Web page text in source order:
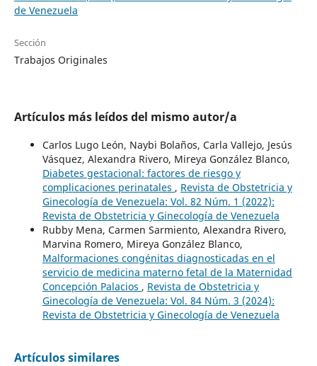
de Venezuela
Sección
Trabajos Originales
Artículos más leídos del mismo autor/a
Carlos Lugo León, Naybi Bolaños, Carla Vallejo, Jesús
Vásquez, Alexandra Rivero, Mireya González Blanco,
Diabetes gestacional: factores de riesgo y
complicaciones perinatales , Revista de Obstetricia y
Ginecología de Venezuela: Vol. 82 Núm. 1 (2022):
Revista de Obstetricia y Ginecología de Venezuela
Rubby Mena, Carmen Sarmiento, Alexandra Rivero,
Marvina Romero, Mireya González Blanco,
Malformaciones congénitas diagnosticadas en el
servicio de medicina materno fetal de la Maternidad
Concepción Palacios , Revista de Obstetricia y
Ginecología de Venezuela: Vol. 84 Núm. 3 (2024):
Revista de Obstetricia y Ginecología de Venezuela
Artículos similares